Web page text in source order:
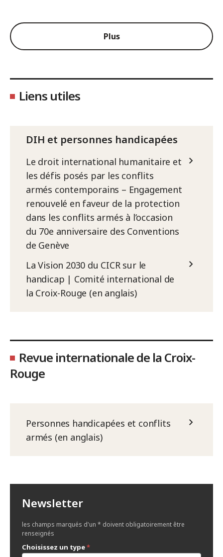
Plus
Liens utiles
DIH et personnes handicapées
Le droit international humanitaire et
les défis posés par les conflits
armés contemporains – Engagement
renouvelé en faveur de la protection
dans les conflits armés à l’occasion
du 70e anniversaire des Conventions
de Genève
La Vision 2030 du CICR sur le
handicap | Comité international de
la Croix-Rouge (en anglais)
Revue internationale de la Croix-
Rouge
Personnes handicapées et conflits
armés (en anglais)
Newsletter
les champs marqués d'un * doivent obligatoirement être
renseignés
Choisissez un type*